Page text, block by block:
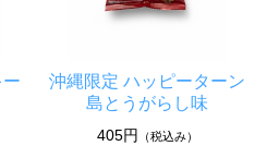
沖縄限定 ハッピーターン
島とうがらし味
405円 （税込み）